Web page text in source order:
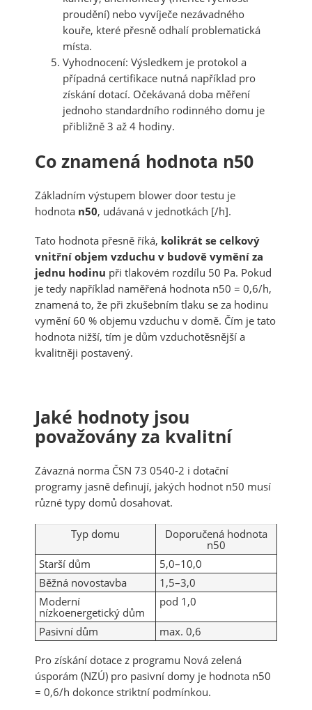
proudění) nebo vyvíječe nezávadného
kouře, které přesně odhalí problematická
místa.
Vyhodnocení: Výsledkem je protokol a
případná certifikace nutná například pro
získání dotací. Očekávaná doba měření
jednoho standardního rodinného domu je
přibližně 3 až 4 hodiny.
Co znamená hodnota n50
Základním výstupem blower door testu je
hodnota n50, udávaná v jednotkách [/h].
Tato hodnota přesně říká, kolikrát se celkový
vnitřní objem vzduchu v budově vymění za
jednu hodinu při tlakovém rozdílu 50 Pa. Pokud
je tedy například naměřená hodnota n50 = 0,6/h,
znamená to, že při zkušebním tlaku se za hodinu
vymění 60 % objemu vzduchu v domě. Čím je tato
hodnota nižší, tím je dům vzduchotěsnější a
kvalitněji postavený.
Jaké hodnoty jsou
považovány za kvalitní
Závazná norma ČSN 73 0540-2 i dotační
programy jasně definují, jakých hodnot n50 musí
různé typy domů dosahovat.
Typ domu
Doporučená hodnota
n50
Starší dům
5,0–10,0
Běžná novostavba
1,5–3,0
Moderní
nízkoenergetický dům
pod 1,0
Pasivní dům max. 0,6
Pro získání dotace z programu Nová zelená
úsporám (NZÚ) pro pasivní domy je hodnota n50
= 0,6/h dokonce striktní podmínkou.